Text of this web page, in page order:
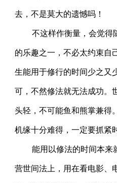
去，不是莫大的遗憾吗！
不这样作衡量，会觉得
的乐趣之一，不必太约束自
生能用于修行的时间少之又
可，不然修法就无法成功。
头轻，不可能鱼和熊掌兼得
机缘十分难得，一定要抓紧
能用以修法的时间本来
营世间法上，用在看电影、